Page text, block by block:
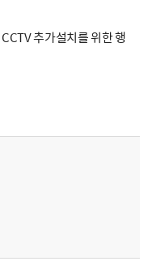
추가설치를 위한 행